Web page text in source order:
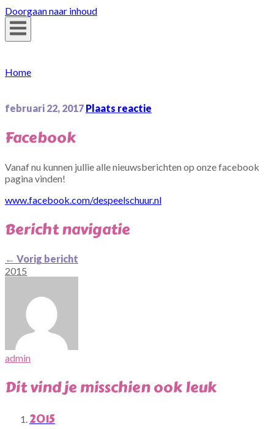
Doorgaan naar inhoud
Home
februari 22, 2017 Plaats reactie
Facebook
Vanaf nu kunnen jullie alle nieuwsberichten op onze facebook
pagina vinden!
www.facebook.com/despeelschuur.nl
Bericht navigatie
← Vorig bericht
2015
admin
Dit vind je misschien ook leuk
2015